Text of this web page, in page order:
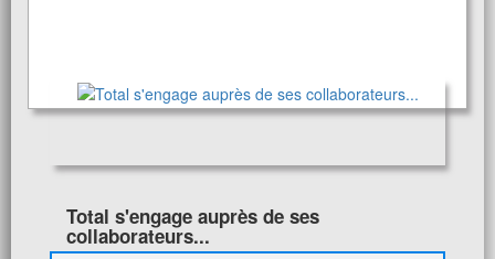
Total s'engage auprès de ses
collaborateurs...